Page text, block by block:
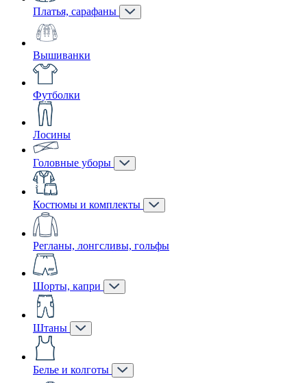
Платья, сарафаны
Вышиванки
Футболки
Лосины
Головные уборы
Костюмы и комплекты
Регланы, лонгсливы, гольфы
Шорты, капри
Штаны
Белье и колготы